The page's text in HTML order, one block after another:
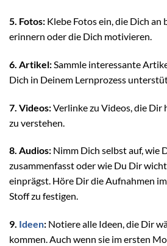
5. Fotos: Klebe Fotos ein, die Dich
erinnern oder die Dich motivieren.
6. Artikel: Sammle interessante
Dich in Deinem Lernprozess
7. Videos:Verlinke zu Videos, die Dir
zu verstehen.
8. Audios: Nimm Dich selbst auf, wie
zusammenfasst oder wie Du Dir
einprägst. Höre Dir die Aufnahmen
Stoff zu festigen.
9. Ideen: Notiere alle Ideen, die Dir
kommen. Auch wenn sie im ersten